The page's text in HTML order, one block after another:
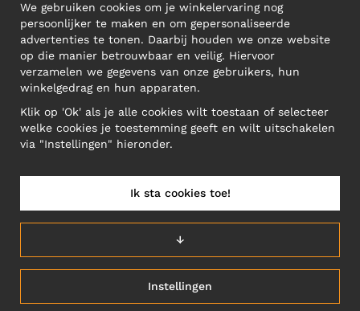
SOCIAL MEDIA
ZAKELIJK ADRES
Narva mnt 5, EE-10117 Tallinn
Reg: 12356245
BELGIUM/NEDERLANDS (BE)
We gebruiken cookies om je winkelervaring nog
persoonlijker te maken en om gepersonaliseerde
advertenties te tonen. Daarbij houden we onze website
op die manier betrouwbaar en veilig. Hiervoor
verzamelen we gegevens van onze gebruikers, hun
winkelgedrag en hun apparaten.
Klik op 'Ok' als je alle cookies wilt toestaan of selecteer
welke cookies je toestemming geeft en wilt uitschakelen
via "Instellingen" hieronder.
Instellingen
↓
Ik sta cookies toe!